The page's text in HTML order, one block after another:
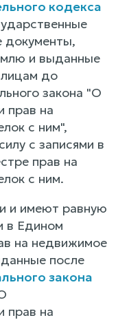
кодекса
документы,
и выданные
до
закона "О
прав на
с ним",
с записями в
прав на
с ним.
и имеют равную
в Едином
на недвижимое
после
закона
прав на